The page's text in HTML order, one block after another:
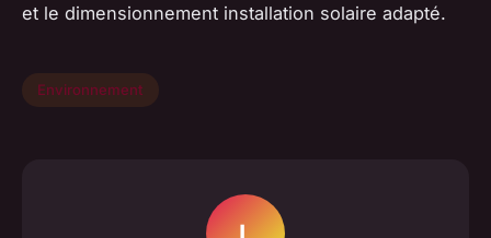
et le dimensionnement installation solaire adapté.
Environnement